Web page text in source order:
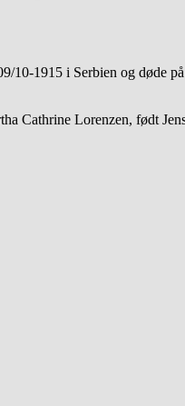
10-1915 i Serbien og døde
Cathrine Lorenzen, født